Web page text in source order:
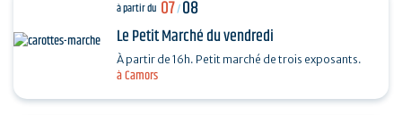
à Camors
à partir du 07/08
Le Petit Marché du vendredi
À partir de 16h. Petit marché de trois exposants.